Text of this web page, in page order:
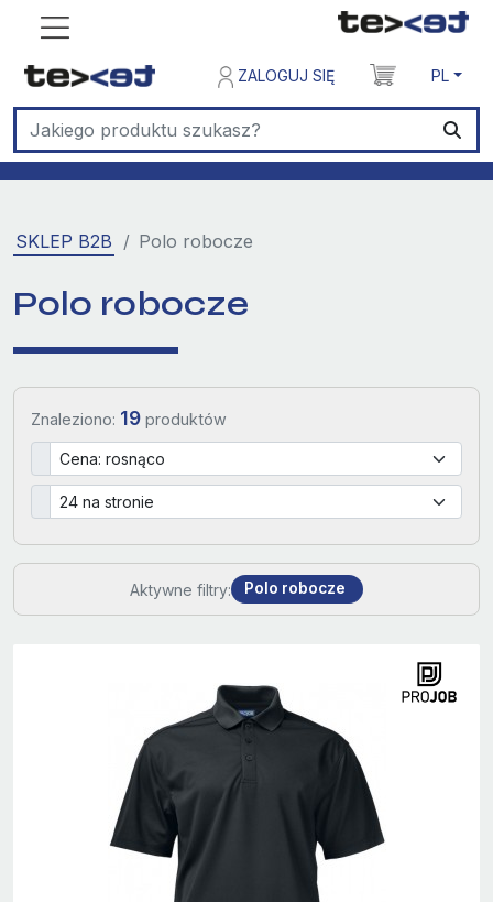
ZALOGUJ SIĘ PL
SKLEP B2B Polo robocze
Polo robocze
Znaleziono: 19 produktów
Aktywne filtry: Polo robocze